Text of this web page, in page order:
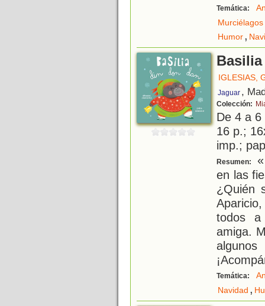
Temática:
Murciélagos
Humor,
IGLESIAS,
Jaguar ,
Colección:
De 4 a
16 p.;
imp.;
Resumen:
en las
¿Quién
todos
amiga.
Temática:
Navidad ,